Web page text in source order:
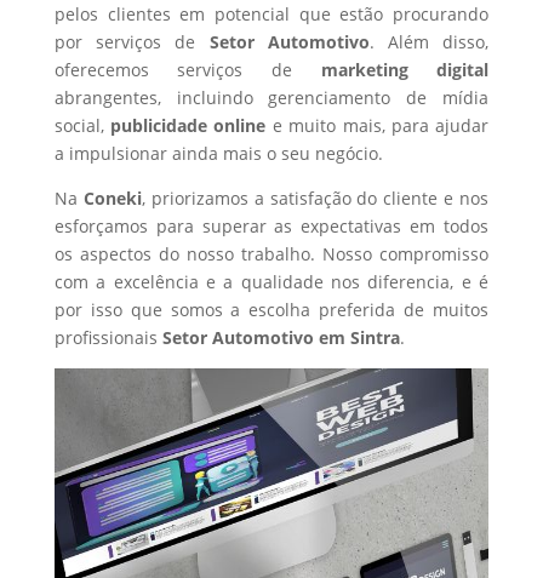
pelos clientes em potencial que estão procurando
por serviços de Setor Automotivo. Além disso,
oferecemos serviços de marketing digital
abrangentes, incluindo gerenciamento de mídia
social, publicidade online e muito mais, para ajudar
a impulsionar ainda mais o seu negócio.
Na Coneki, priorizamos a satisfação do cliente e nos
esforçamos para superar as expectativas em todos
os aspectos do nosso trabalho. Nosso compromisso
com a excelência e a qualidade nos diferencia, e é
por isso que somos a escolha preferida de muitos
profissionais Setor Automotivo em Sintra.